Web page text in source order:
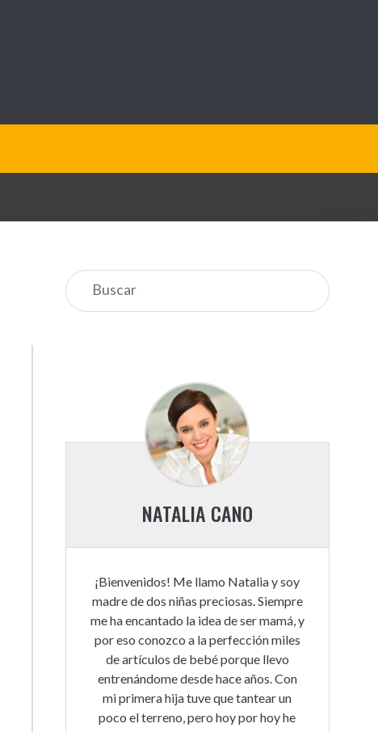
NATALIA CANO
¡Bienvenidos! Me llamo Natalia y soy
madre de dos niñas preciosas. Siempre
me ha encantado la idea de ser mamá, y
por eso conozco a la perfección miles
de artículos de bebé porque llevo
entrenándome desde hace años. Con
mi primera hija tuve que tantear un
poco el terreno, pero hoy por hoy he